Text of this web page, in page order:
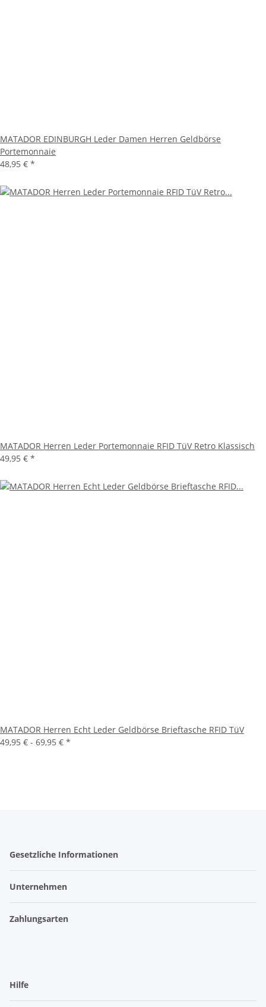
MATADOR EDINBURGH Leder Damen Herren Geldbörse
Portemonnaie
48,95 € *
MATADOR Herren Leder Portemonnaie RFID TüV Retro Klassisch
49,95 € *
MATADOR Herren Echt Leder Geldbörse Brieftasche RFID TüV
49,95 € - 69,95 € *
Gesetzliche Informationen
Unternehmen
Zahlungsarten
Hilfe